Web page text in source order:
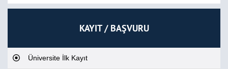
KAYIT / BAŞVURU
Üniversite İlk Kayıt